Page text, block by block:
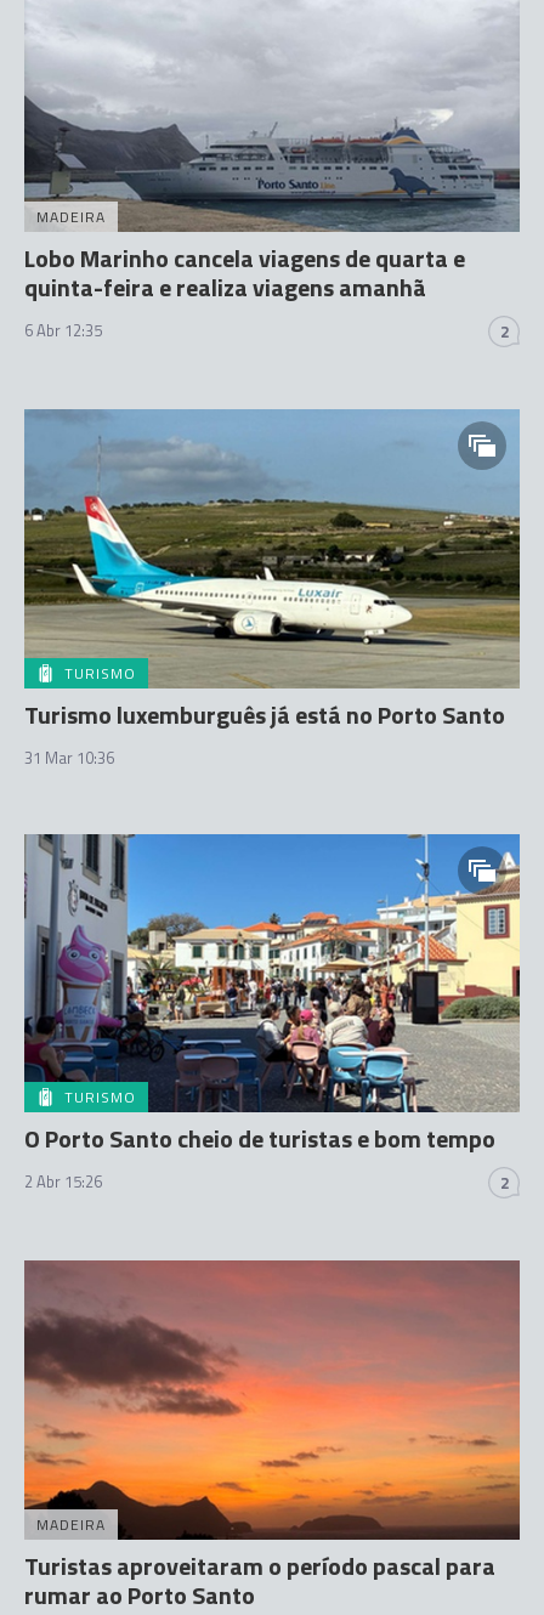
MADEIRA
Lobo Marinho cancela viagens de quarta e
quinta-feira e realiza viagens amanhã
6 Abr 12:35 2
TURISMO
Turismo luxemburguês já está no Porto Santo
31 Mar 10:36
TURISMO
O Porto Santo cheio de turistas e bom tempo
2 Abr 15:26 2
MADEIRA
Turistas aproveitaram o período pascal para
rumar ao Porto Santo